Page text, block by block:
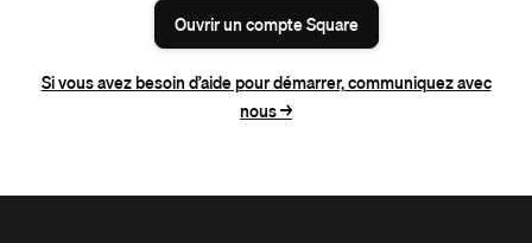
Ouvrir un compte Square
Si vous avez besoin d’aide pour démarrer, communiquez avec
nous ->